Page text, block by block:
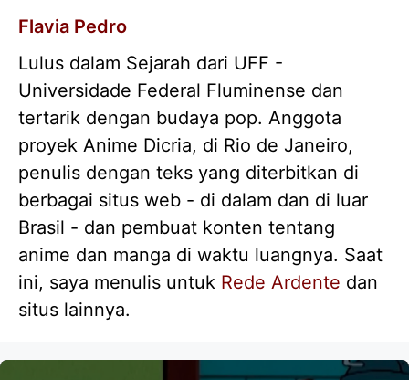
Flavia Pedro
Lulus dalam Sejarah dari UFF -
Universidade Federal Fluminense dan
tertarik dengan budaya pop. Anggota
proyek Anime Dicria, di Rio de Janeiro,
penulis dengan teks yang diterbitkan di
berbagai situs web - di dalam dan di luar
Brasil - dan pembuat konten tentang
anime dan manga di waktu luangnya. Saat
ini, saya menulis untuk Rede Ardente dan
situs lainnya.